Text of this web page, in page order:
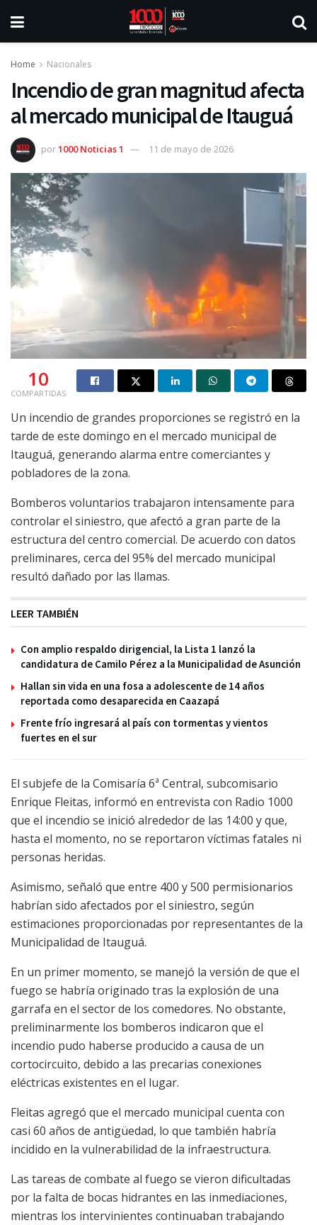
Home Nacionales
Incendio de gran magnitud afecta
al mercado municipal de Itauguá
por1000 Noticias 1 11 de mayo de 2026
10
COMPARTIDAS
Un incendio de grandes proporciones se registró en la
tarde de este domingo en el mercado municipal de
Itauguá, generando alarma entre comerciantes y
pobladores de la zona.
Bomberos voluntarios trabajaron intensamente para
controlar el siniestro, que afectó a gran parte de la
estructura del centro comercial. De acuerdo con datos
preliminares, cerca del 95% del mercado municipal
resultó dañado por las llamas.
LEER TAMBIÉN
Con amplio respaldo dirigencial, la Lista 1 lanzó la
candidatura de Camilo Pérez a la Municipalidad de Asunción
Hallan sin vida en una fosa a adolescente de 14 años
reportada como desaparecida en Caazapá
Frente frío ingresará al país con tormentas y vientos
fuertes en el sur
El subjefe de la Comisaría 6ª Central, subcomisario
Enrique Fleitas, informó en entrevista con Radio 1000
que el incendio se inició alrededor de las 14:00 y que,
hasta el momento, no se reportaron víctimas fatales ni
personas heridas.
Asimismo, señaló que entre 400 y 500 permisionarios
habrían sido afectados por el siniestro, según
estimaciones proporcionadas por representantes de la
Municipalidad de Itauguá.
En un primer momento, se manejó la versión de que el
fuego se habría originado tras la explosión de una
garrafa en el sector de los comedores. No obstante,
preliminarmente los bomberos indicaron que el
incendio pudo haberse producido a causa de un
cortocircuito, debido a las precarias conexiones
eléctricas existentes en el lugar.
Fleitas agregó que el mercado municipal cuenta con
casi 60 años de antigüedad, lo que también habría
incidido en la vulnerabilidad de la infraestructura.
Las tareas de combate al fuego se vieron dificultadas
por la falta de bocas hidrantes en las inmediaciones,
mientras los intervinientes continuaban trabajando